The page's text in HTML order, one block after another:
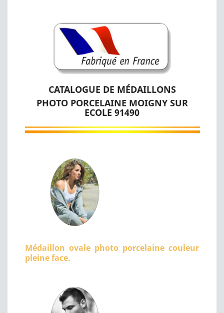
CATALOGUE DE MÉDAILLONS
PHOTO PORCELAINE MOIGNY SUR
ECOLE 91490
Médaillon ovale photo porcelaine couleur
pleine face.